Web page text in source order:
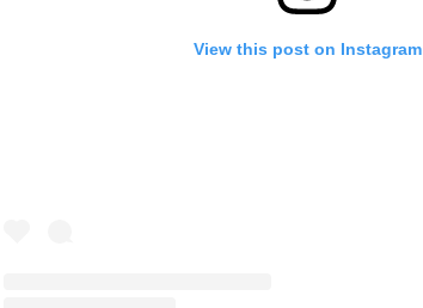
View this post on Instagram